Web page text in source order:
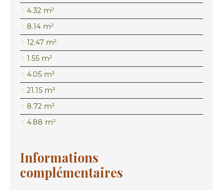
: 4.32 m²
: 8.14 m²
: 12.47 m²
: 1.55 m²
: 4.05 m²
: 21.15 m²
: 8.72 m²
: 4.88 m²
Informations
complémentaires